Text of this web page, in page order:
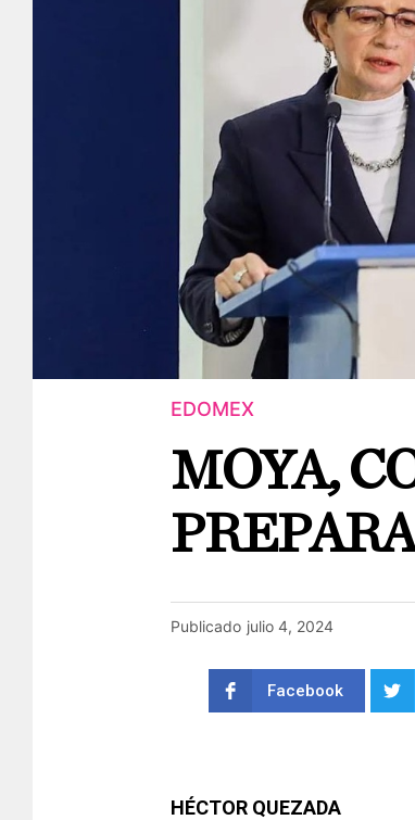
EDOMEX
MOYA,
Publicado julio 4, 2024
Facebook
HÉCTOR QUEZADA